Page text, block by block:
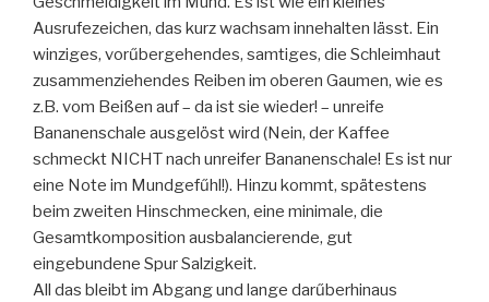
Ausrufezeichen, das kurz wachsam innehalten lässt. Ein
winziges, vorűbergehendes, samtiges, die Schleimhaut
zusammenziehendes Reiben im oberen Gaumen, wie es
z.B. vom Beißen auf – da ist sie wieder! – unreife
Bananenschale ausgelöst wird (Nein, der Kaffee
schmeckt NICHT nach unreifer Bananenschale! Es ist nur
eine Note im Mundgefűhl!). Hinzu kommt, spätestens
beim zweiten Hinschmecken, eine minimale, die
Gesamtkomposition ausbalancierende, gut
eingebundene Spur Salzigkeit.
All das bleibt im Abgang und lange darűberhinaus